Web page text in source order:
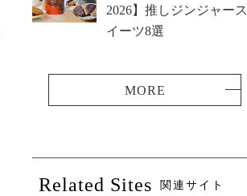
2026】推しジンジャース
イーツ8選
Related Sites 関連サイト